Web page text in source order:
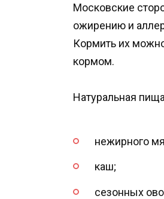
Московские
ожирению и
Кормить их
кормом.
Натуральная
нежирного
каш;
сезонных